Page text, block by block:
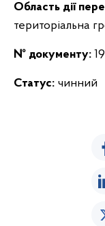
Область дії
територіальна
№ документу:
Статус: чинний